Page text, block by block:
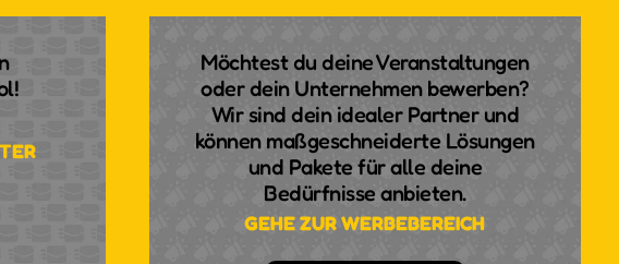
Möchtest du deine Veranstaltungen
oder dein Unternehmen bewerben?
Wir sind dein idealer Partner und
können maßgeschneiderte Lösungen
und Pakete für alle deine
Bedürfnisse anbieten.
GEHE ZUR WERBEBEREICH